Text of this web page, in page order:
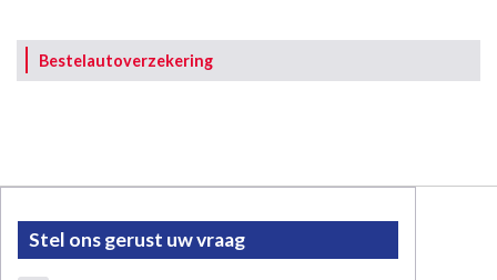
Bestelautoverzekering
Stel ons gerust uw vraag